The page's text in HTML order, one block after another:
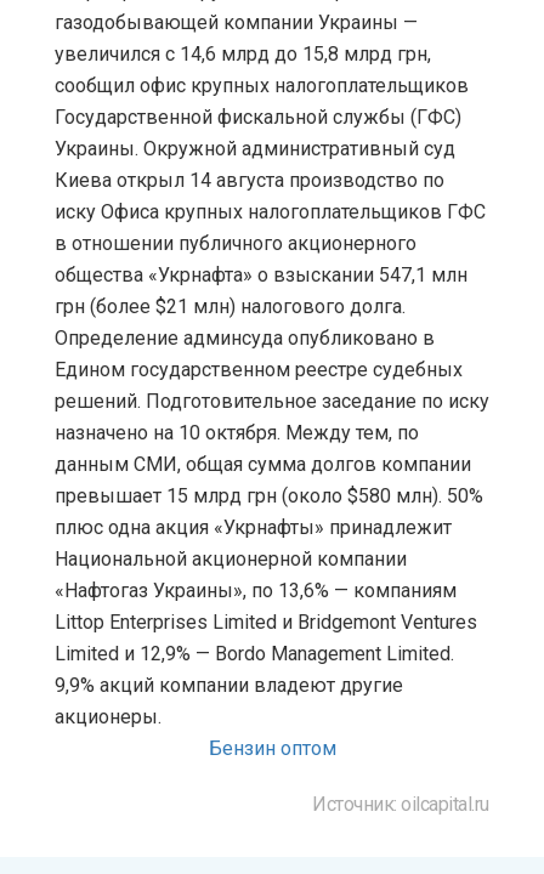
газодобывающей компании Украины —
увеличился с 14,6 млрд до 15,8 млрд грн,
сообщил офис крупных налогоплательщиков
Государственной фискальной службы (ГФС)
Украины. Окружной административный суд
Киева открыл 14 августа производство по
иску Офиса крупных налогоплательщиков ГФС
в отношении публичного акционерного
общества «Укрнафта» о взыскании 547,1 млн
грн (более $21 млн) налогового долга.
Определение админсуда опубликовано в
Едином государственном реестре судебных
решений. Подготовительное заседание по иску
назначено на 10 октября. Между тем, по
данным СМИ, общая сумма долгов компании
превышает 15 млрд грн (около $580 млн). 50%
плюс одна акция «Укрнафты» принадлежит
Национальной акционерной компании
«Нафтогаз Украины», по 13,6% — компаниям
Littop Enterprises Limited и Bridgemont Ventures
Limited и 12,9% — Bordo Management Limited.
9,9% акций компании владеют другие
акционеры.
Бензин оптом
Источник: oilcapital.ru